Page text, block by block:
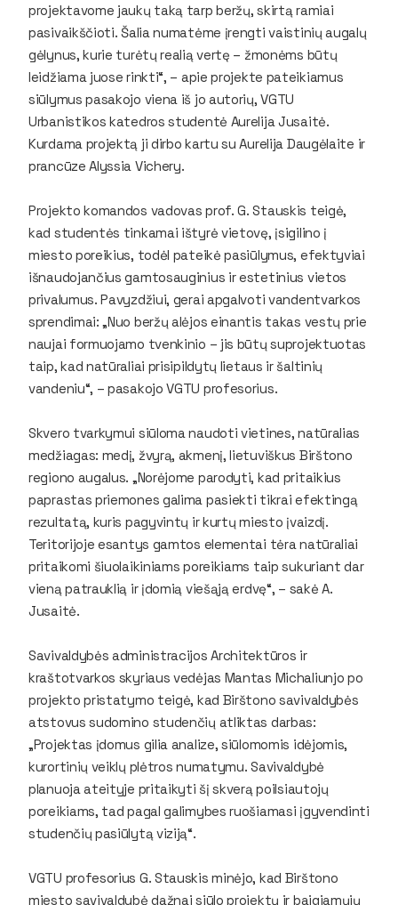
projektavome jaukų taką tarp beržų, skirtą ramiai
pasivaikščioti. Šalia numatėme įrengti vaistinių augalų
gėlynus, kurie turėtų realią vertę – žmonėms būtų
leidžiama juose rinkti“, – apie projekte pateikiamus
siūlymus pasakojo viena iš jo autorių, VGTU
Urbanistikos katedros studentė Aurelija Jusaitė.
Kurdama projektą ji dirbo kartu su Aurelija Daugėlaite ir
prancūze Alyssia Vichery.
Projekto komandos vadovas prof. G. Stauskis teigė,
kad studentės tinkamai ištyrė vietovę, įsigilino į
miesto poreikius, todėl pateikė pasiūlymus, efektyviai
išnaudojančius gamtosauginius ir estetinius vietos
privalumus. Pavyzdžiui, gerai apgalvoti vandentvarkos
sprendimai: „Nuo beržų alėjos einantis takas vestų prie
naujai formuojamo tvenkinio – jis būtų suprojektuotas
taip, kad natūraliai prisipildytų lietaus ir šaltinių
vandeniu“, – pasakojo VGTU profesorius.
Skvero tvarkymui siūloma naudoti vietines, natūralias
medžiagas: medį, žvyrą, akmenį, lietuviškus Birštono
regiono augalus. „Norėjome parodyti, kad pritaikius
paprastas priemones galima pasiekti tikrai efektingą
rezultatą, kuris pagyvintų ir kurtų miesto įvaizdį.
Teritorijoje esantys gamtos elementai tėra natūraliai
pritaikomi šiuolaikiniams poreikiams taip sukuriant dar
vieną patrauklią ir įdomią viešąją erdvę“, – sakė A.
Jusaitė.
Savivaldybės administracijos Architektūros ir
kraštotvarkos skyriaus vedėjas Mantas Michaliunjo po
projekto pristatymo teigė, kad Birštono savivaldybės
atstovus sudomino studenčių atliktas darbas:
„Projektas įdomus gilia analize, siūlomomis idėjomis,
kurortinių veiklų plėtros numatymu. Savivaldybė
planuoja ateityje pritaikyti šį skverą poilsiautojų
poreikiams, tad pagal galimybes ruošiamasi įgyvendinti
studenčių pasiūlytą viziją“.
VGTU profesorius G. Stauskis minėjo, kad Birštono
miesto savivaldybė dažnai siūlo projektų ir baigiamųjų